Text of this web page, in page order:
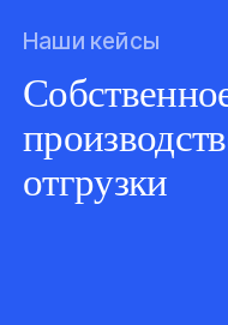
Наши кейсы
отгрузки